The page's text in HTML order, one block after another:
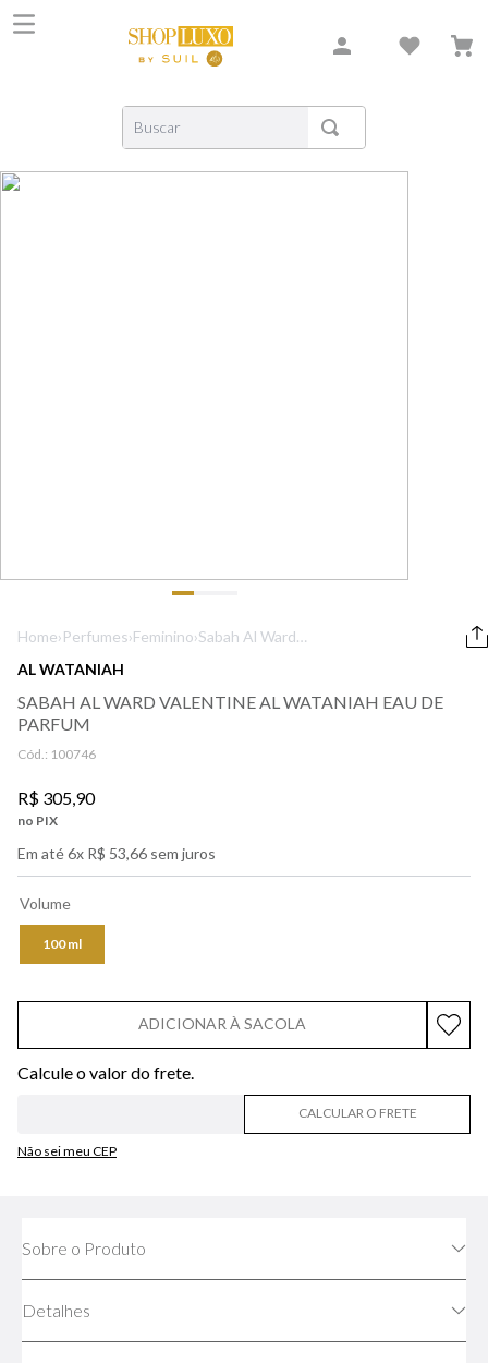
Buscar
Home›Perfumes›Feminino›Sabah Al Ward
Parfum
AL WATANIAH
SABAH AL WARD VALENTINE AL WATANIAH EAU DE
PARFUM
Cód.: 100746
R$ 305,90
no PIX
Em até6x R$ 53,66 sem juros
Volume
100 ml
ADICIONAR À SACOLA
Não sei meu CEP
CALCULAR O FRETE
Sobre o Produto
Detalhes